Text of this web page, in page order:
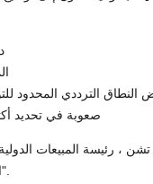
النطاق الترددي المحدود
✅ صعوبة في تحديد
تشن ، رئيسة المبيعات
الكثير منهم كانوا باردين".